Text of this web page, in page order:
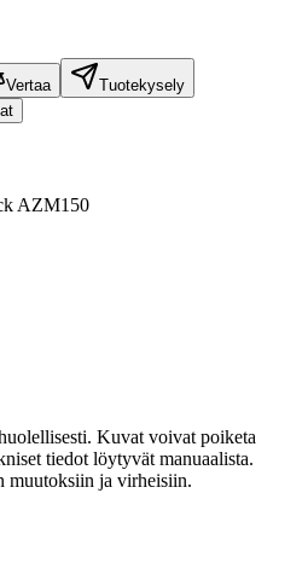
Vertaa
Tuotekysely
AZM150
Kuvat voivat poiketa
tiedot löytyvät manuaalista.
muutoksiin ja virheisiin.